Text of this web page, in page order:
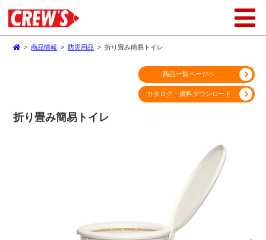
>商品情報 >防災用品 >折り畳み簡易トイレ
折り畳み簡易トイレ
商品一覧ページへ
カタログ・資料ダウンロード